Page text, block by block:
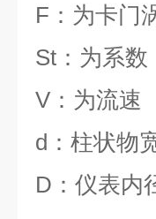
F ：为卡门
St ：为系
V ：为流速
d ：柱状物
D ：仪表内